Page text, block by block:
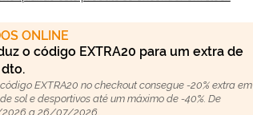
ONLINE
o código EXTRA20 para um extra de
dto.
EXTRA20 no checkout consegue -20% extra em
sol e desportivos até um máximo de -40%. De
a 26/07/2026.